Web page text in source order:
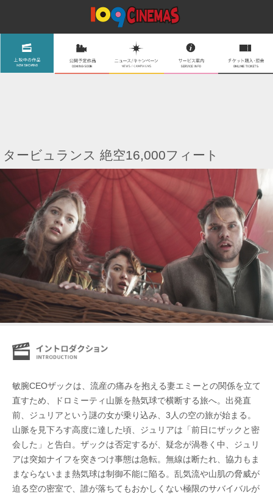
タービュランス 絶空16,000フィート
敏腕CEOザックは、流産の痛みを抱える妻エミーとの関係を立て
直すため、ドロミーティ山脈を熱気球で横断する旅へ。出発直
前、ジュリアという謎の女が乗り込み、3人の空の旅が始まる。
山脈を見下ろす高度に達した頃、ジュリアは「前日にザックと密
会した」と告白。ザックは否定するが、疑念が渦巻く中、ジュリ
アは突如ナイフを突きつけ事態は急転。無線は断たれ、協力もま
まならないまま熱気球は制御不能に陥る。乱気流や山肌の脅威が
迫る空の密室で、誰が落ちてもおかしくない極限のサバイバルが